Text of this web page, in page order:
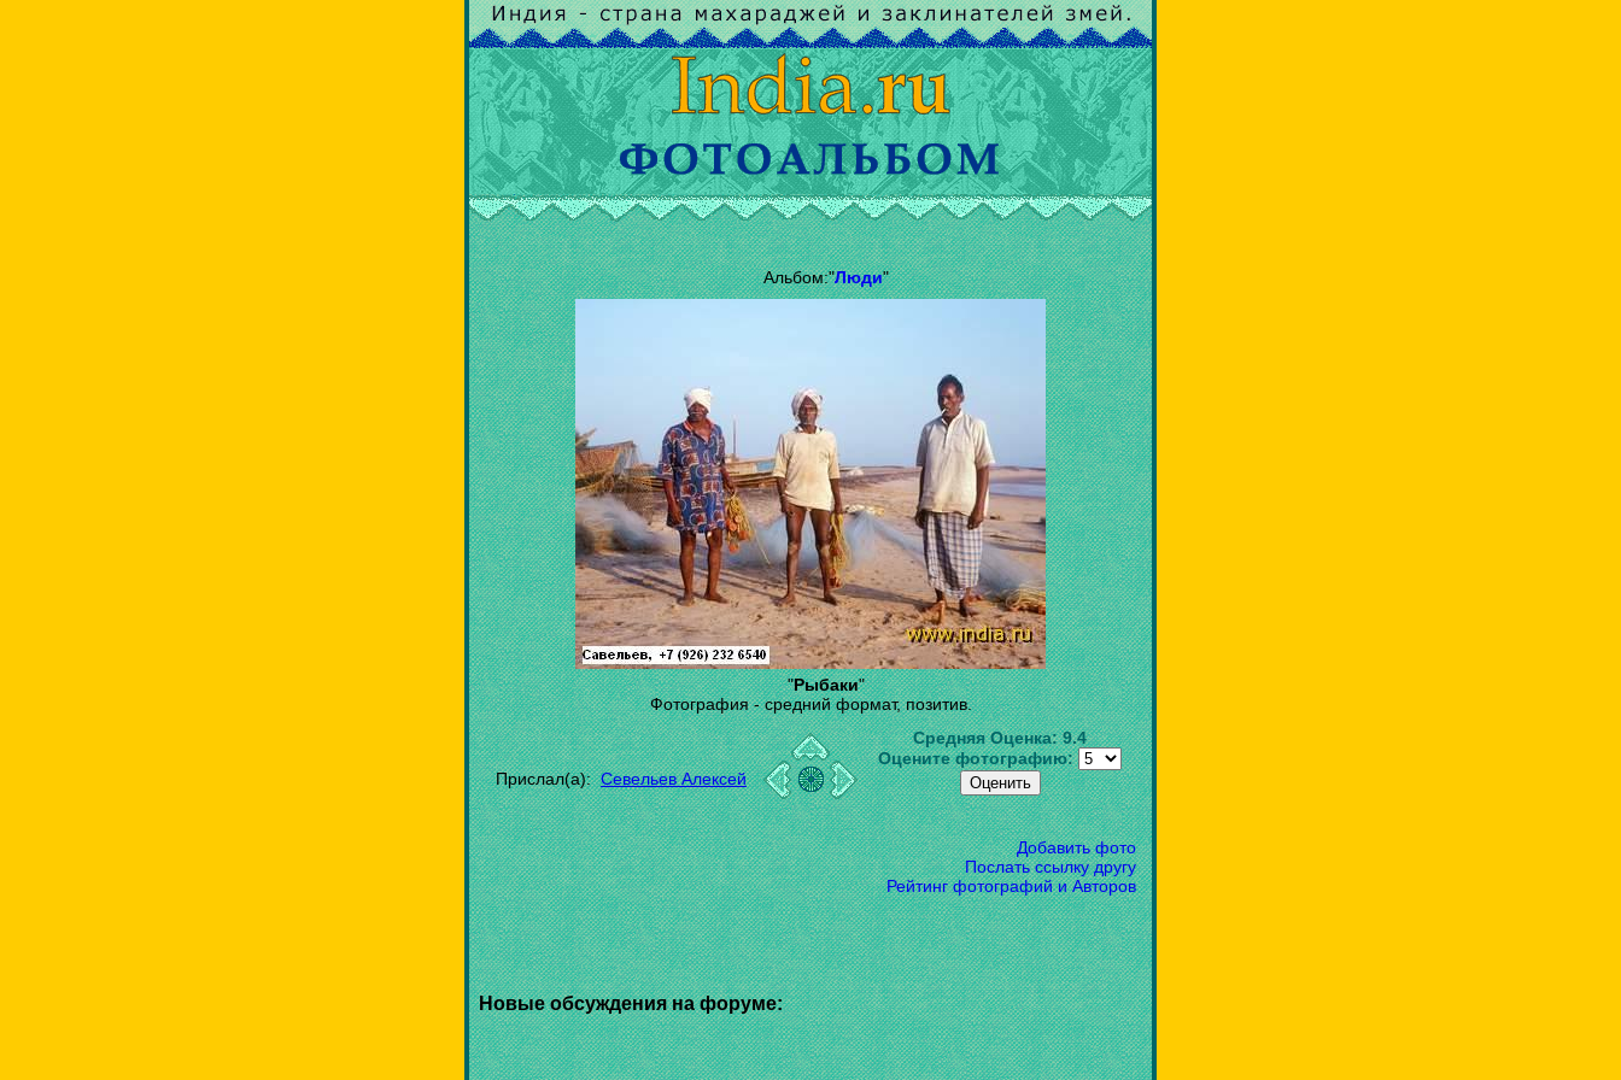
Альбом:"Люди"
"Рыбаки"
Фотография - средний формат, позитив.
Прислал(а):Севельев Алексей
Средняя Оценка:9.4
Оцените фотографию:
Новые обсуждения на форуме:
Добавить фото
Послать ссылку другу
Рейтинг фотографий и Авторов